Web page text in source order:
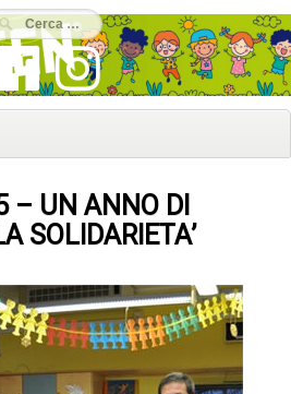
– UN ANNO DI
SOLIDARIETA’